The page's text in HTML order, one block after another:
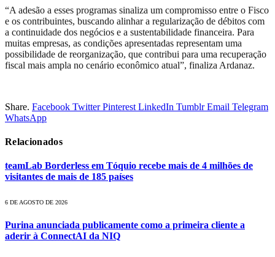
“A adesão a esses programas sinaliza um compromisso entre o Fisco
e os contribuintes, buscando alinhar a regularização de débitos com
a continuidade dos negócios e a sustentabilidade financeira. Para
muitas empresas, as condições apresentadas representam uma
possibilidade de reorganização, que contribui para uma recuperação
fiscal mais ampla no cenário econômico atual”, finaliza Ardanaz.
Share. Facebook Twitter Pinterest LinkedIn Tumblr Email Telegram
WhatsApp
Relacionados
teamLab Borderless em Tóquio recebe mais de 4 milhões de
visitantes de mais de 185 países
6 DE AGOSTO DE 2026
Purina anunciada publicamente como a primeira cliente a
aderir à ConnectAI da NIQ